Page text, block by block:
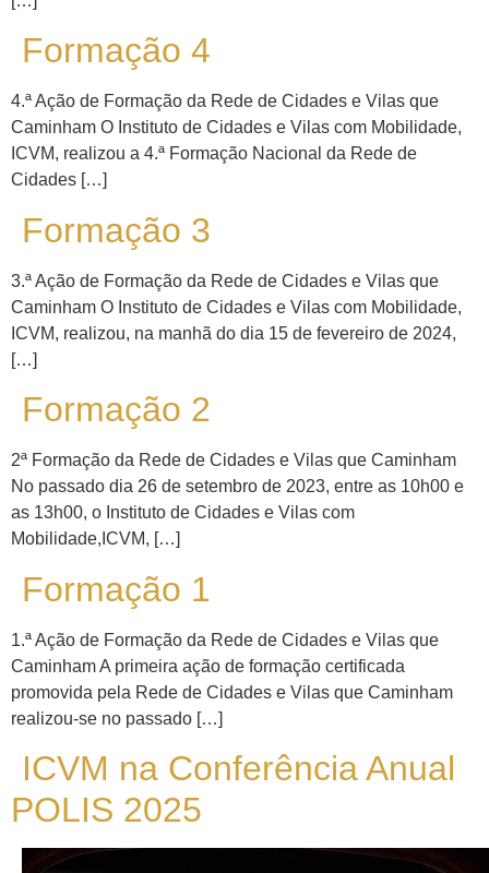
Formação 4
4.ª Ação de Formação da Rede de Cidades e Vilas que
Caminham O Instituto de Cidades e Vilas com Mobilidade,
ICVM, realizou a 4.ª Formação Nacional da Rede de
Cidades […]
Formação 3
3.ª Ação de Formação da Rede de Cidades e Vilas que
Caminham O Instituto de Cidades e Vilas com Mobilidade,
ICVM, realizou, na manhã do dia 15 de fevereiro de 2024,
[…]
Formação 2
2ª Formação da Rede de Cidades e Vilas que Caminham
No passado dia 26 de setembro de 2023, entre as 10h00 e
as 13h00, o Instituto de Cidades e Vilas com
Mobilidade,ICVM, […]
Formação 1
1.ª Ação de Formação da Rede de Cidades e Vilas que
Caminham A primeira ação de formação certificada
promovida pela Rede de Cidades e Vilas que Caminham
realizou-se no passado […]
ICVM na Conferência Anual
POLIS 2025